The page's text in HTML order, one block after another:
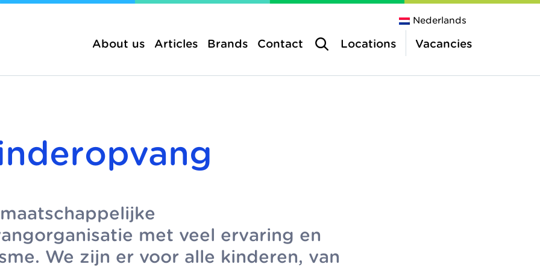
Nederlands
About us Articles Brands Contact Locations Vacancies
for leading
organisation,
About us
Healthy childcare
Collaborations
brands in The
sharing a
working.
Brands
More Morgen
met veel ervaring en
We zijn er voor alle kinderen, van